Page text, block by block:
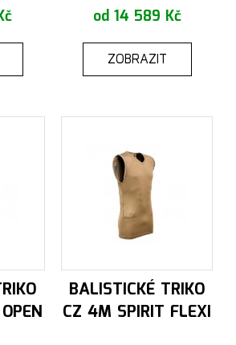
od 14 589 Kč
ZOBRAZIT
BALISTICKÉ TRIKO
CZ 4M SPIRIT FLEXI